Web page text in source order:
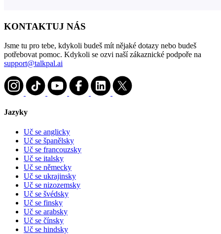
KONTAKTUJ NÁS
Jsme tu pro tebe, kdykoli budeš mít nějaké dotazy nebo budeš
potřebovat pomoc. Kdykoli se ozvi naší zákaznické podpoře na
support@talkpal.ai
Jazyky
Uč se anglicky
Uč se španělsky
Uč se francouzsky
Uč se italsky
Uč se německy
Uč se ukrajinsky
Uč se nizozemsky
Uč se švédsky
Uč se finsky
Uč se arabsky
Uč se čínsky
Uč se hindsky